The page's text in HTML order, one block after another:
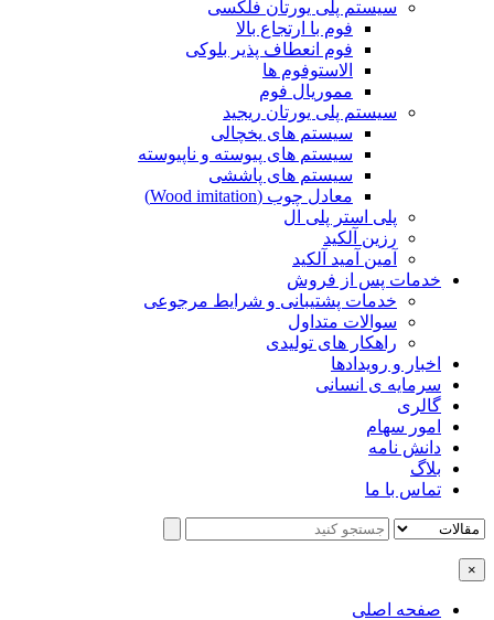
سیستم پلی یورتان فلکسی
فوم با ارتجاع بالا
فوم انعطاف پذیر بلوکی
الاستوفوم ها
مموریال فوم
سیستم پلی یورتان ریجید
سیستم های یخچالی
سیستم های پیوسته و ناپیوسته
سیستم های پاششی
معادل چوب (Wood imitation)
پلی استر پلی ال
رزین آلکید
آمین آمید آلکید
خدمات پس از فروش
خدمات پشتیبانی و شرایط مرجوعی
سوالات متداول
راهکار های تولیدی
اخبار و رویدادها
سرمایه ی انسانی
گالری
امور سهام
دانش نامه
بلاگ
تماس با ما
×
صفحه اصلی